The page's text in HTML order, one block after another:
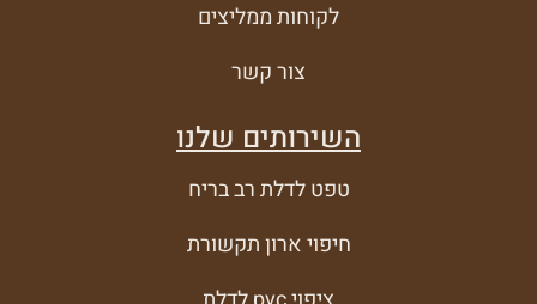
לקוחות ממליצים
צור קשר
השירותים שלנו
טפט לדלת רב בריח
חיפוי ארון תקשורת